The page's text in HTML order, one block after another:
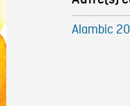
Alambic